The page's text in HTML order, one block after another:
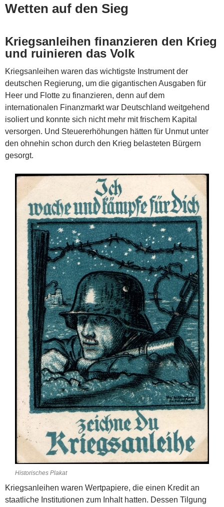
Wetten auf den Sieg
Kriegsanleihen finanzieren den Krieg
und ruinieren das Volk
Kriegsanleihen waren das wichtigste Instrument der
deutschen Regierung, um die gigantischen Ausgaben für
Heer und Flotte zu finanzieren, denn auf dem
internationalen Finanzmarkt war Deutschland weitgehend
isoliert und konnte sich nicht mehr mit frischem Kapital
versorgen. Und Steuererhöhungen hätten für Unmut unter
den ohnehin schon durch den Krieg belasteten Bürgern
gesorgt.
Historisches Plakat
Kriegsanleihen waren Wertpapiere, die einen Kredit an
staatliche Institutionen zum Inhalt hatten. Dessen Tilgung